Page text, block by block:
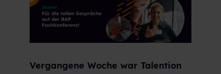
Vergangene Woche war Talention